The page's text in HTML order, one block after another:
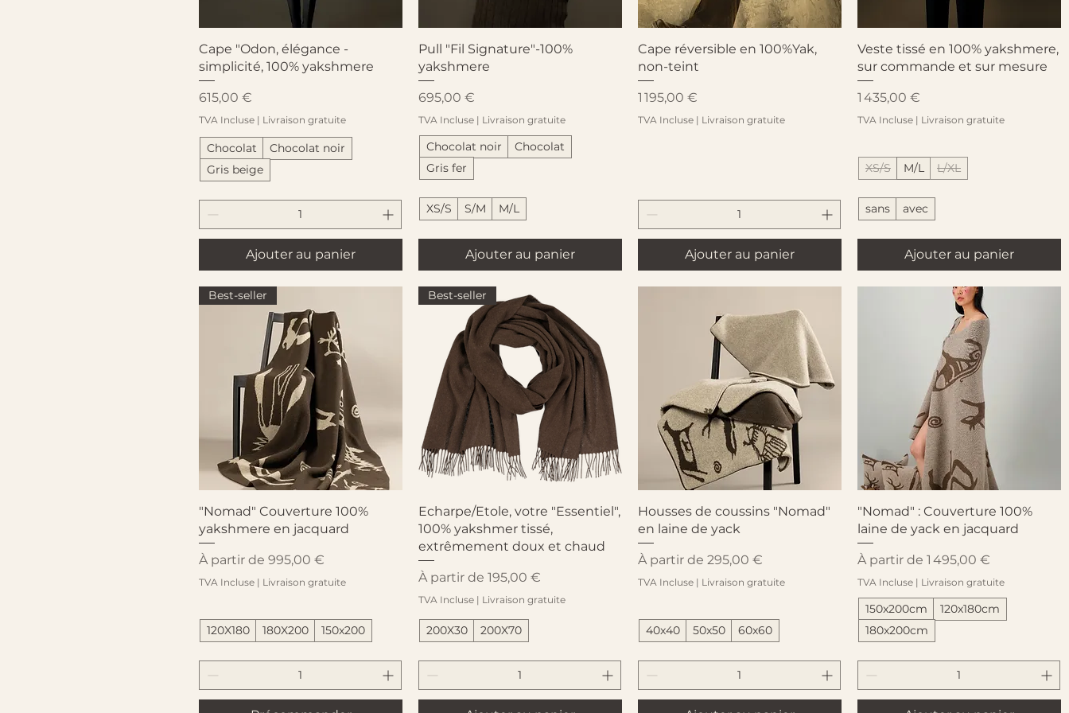
Aperçu rapide
Cape "Odon, élégance -
simplicité, 100% yakshmere
Prix
615,00 €
TVA Incluse | Livraison gratuite
Chocolat
Chocolat noir
Gris beige
Ajouter au panier
Aperçu rapide
Pull "Fil Signature"-100%
yakshmere
Prix
695,00 €
TVA Incluse | Livraison gratuite
Chocolat noir
Chocolat
Gris fer
XS/S S/M M/L
Ajouter au panier
Aperçu rapide
Cape réversible en 100%Yak,
non-teint
Prix
1 195,00 €
TVA Incluse | Livraison gratuite
Ajouter au panier
Aperçu rapide
Veste tissé en 100% yakshmere,
sur commande et sur mesure
Prix
1 435,00 €
TVA Incluse | Livraison gratuite
XS/S M/L L/XL
sans avec
Ajouter au panier
Aperçu rapide
Best-seller
"Nomad" Couverture 100%
yakshmere en jacquard
À partir de 995,00 €
Prix promotionnel
TVA Incluse | Livraison gratuite
120X180 180X200 150x200
Aperçu rapide
Best-seller
Echarpe/Etole, votre "Essentiel",
100% yakshmer tissé,
extrêmement doux et chaud
À partir de 195,00 €
Prix promotionnel
TVA Incluse | Livraison gratuite
200X30 200X70
Aperçu rapide
Housses de coussins "Nomad"
en laine de yack
À partir de 295,00 €
Prix promotionnel
TVA Incluse | Livraison gratuite
40x40 50x50 60x60
Aperçu rapide
"Nomad" : Couverture 100%
laine de yack en jacquard
À partir de 1 495,00 €
Prix promotionnel
TVA Incluse | Livraison gratuite
150x200cm
120x180cm
180x200cm